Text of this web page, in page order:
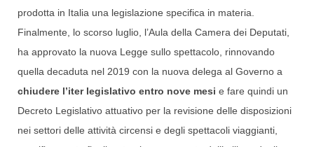
prodotta in Italia una legislazione specifica in materia.
Finalmente, lo scorso luglio, l’Aula della Camera dei Deputati,
ha approvato la nuova Legge sullo spettacolo, rinnovando
quella decaduta nel 2019 con la nuova delega al Governo a
chiudere l’iter legislativo entro nove mesi e fare quindi un
Decreto Legislativo attuativo per la revisione delle disposizioni
nei settori delle attività circensi e degli spettacoli viaggianti,